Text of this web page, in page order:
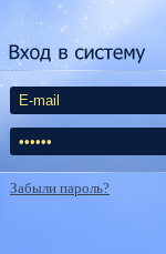
Забыли пароль?